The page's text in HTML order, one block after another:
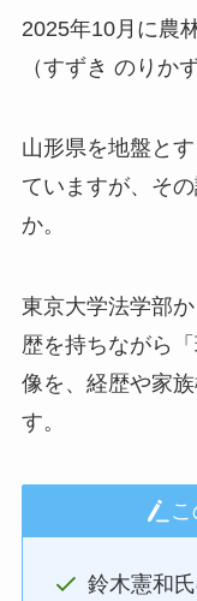
2025年10月に農
（すずき のりか
山形県を地盤と
ていますが、そ
か。
東京大学法学部
歴を持ちながら
像を、経歴や家
す。
鈴木憲和